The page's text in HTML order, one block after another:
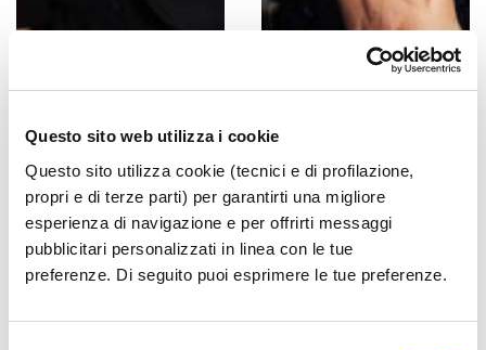
Questo sito web utilizza i cookie
Questo sito utilizza cookie (tecnici e di profilazione,
propri e di terze parti) per garantirti una migliore
esperienza di navigazione e per offrirti messaggi
pubblicitari personalizzati in linea con le tue
preferenze. Di seguito puoi esprimere le tue preferenze.